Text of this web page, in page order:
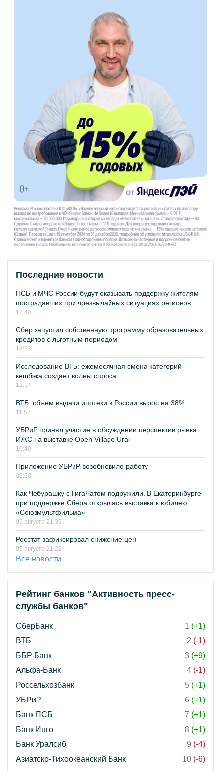
Последние новости
ПСБ и МЧС России будут оказывать поддержку жителям
пострадавших при чрезвычайных ситуациях регионов
12:40
Сбер запустил собственную программу образовательных
кредитов с льготным периодом
12:33
Исследование ВТБ: ежемесячная смена категорий
кешбэка создает волны спроса
12:14
ВТБ: объем выдачи ипотеки в России вырос на 38%
11:52
УБРиР принял участие в обсуждении перспектив рынка
ИЖС на выставке Open Village Ural
10:40
Приложение УБРиР возобновило работу
09:50
Как Чебурашку с ГигаЧатом подружили. В Екатеринбурге
при поддержке Сбера открылась выставка к юбилею
«Союзмультфильма»
05 августа 21:39
Росстат зафиксировал снижение цен
05 августа 21:22
Все новости
Рейтинг банков "Активность пресс-
службы банков"
СберБанк 1 (+1)
ВТБ
2 (-1)
ББР Банк
3 (+9)
Альфа-Банк
4 (-1)
Россельхозбанк
5 (+1)
УБРиР
6 (+1)
Банк ПСБ
7 (+1)
Банк Инго
8 (+1)
Банк Уралсиб
9 (-4)
Азиатско-Тихоокеанский Банк
10 (-6)